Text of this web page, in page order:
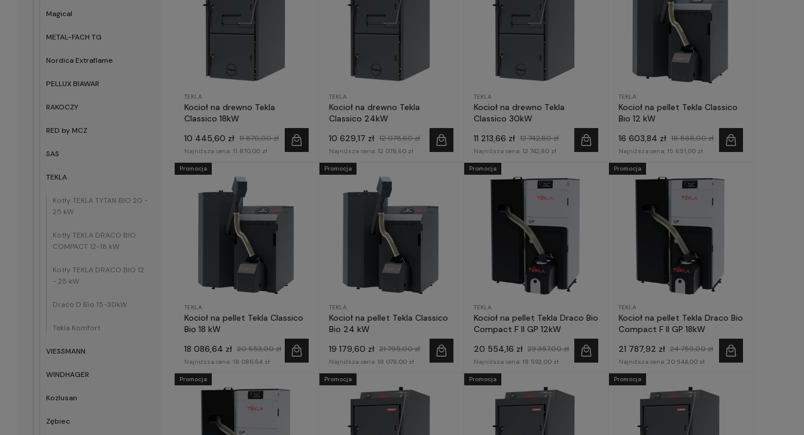
Magical
METAL-FACH TG
Nordica Extraflame
PELLUX BIAWAR
RAKOCZY
RED by MCZ
SAS
TEKLA
Kotły TEKLA TYTAN BIO 20 -
25 kW
Kotły TEKLA DRACO BIO
COMPACT 12-18 kW
Kotły TEKLA DRACO BIO 12
- 25 kW
Draco D Bio 15-30kW
Tekla Komfort
VIESSMANN
WINDHAGER
Kozlusan
Zębiec
TEKLA
Kocioł na drewno Tekla
Classico 18kW
10 445,60 zł 11 870,00 zł
Najniższa cena: 11 870,00 zł
TEKLA
Kocioł na drewno Tekla
Classico 24kW
10 629,17 zł 12 078,60 zł
Najniższa cena: 12 078,60 zł
TEKLA
Kocioł na drewno Tekla
Classico 30kW
11 213,66 zł 12 742,80 zł
Najniższa cena: 12 742,80 zł
TEKLA
Kocioł na pellet Tekla Classico
Bio 12 kW
16 603,84 zł 18 868,00 zł
Najniższa cena: 15 651,00 zł
TEKLA
Kocioł na pellet Tekla Classico
Bio 18 kW
18 086,64 zł 20 553,00 zł
Najniższa cena: 18 086,64 zł
Promocja
TEKLA
Kocioł na pellet Tekla Classico
Bio 24 kW
19 179,60 zł 21 795,00 zł
Najniższa cena: 18 076,00 zł
Promocja
TEKLA
Kocioł na pellet Tekla Draco Bio
Compact F II GP 12kW
20 554,16 zł 23 357,00 zł
Najniższa cena: 18 592,00 zł
Promocja
TEKLA
Kocioł na pellet Tekla Draco Bio
Compact F II GP 18kW
21 787,92 zł 24 759,00 zł
Najniższa cena: 20 544,00 zł
Promocja
Promocja Promocja Promocja Promocja